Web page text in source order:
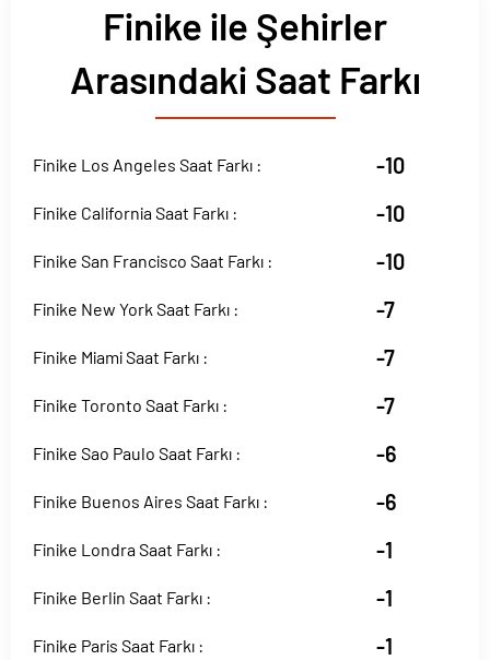
Finike ile Şehirler
Arasındaki Saat Farkı
Finike Los Angeles Saat Farkı : -10
Finike California Saat Farkı : -10
Finike San Francisco Saat Farkı : -10
Finike New York Saat Farkı : -7
Finike Miami Saat Farkı : -7
Finike Toronto Saat Farkı : -7
Finike Sao Paulo Saat Farkı : -6
Finike Buenos Aires Saat Farkı : -6
Finike Londra Saat Farkı : -1
Finike Berlin Saat Farkı : -1
Finike Paris Saat Farkı : -1